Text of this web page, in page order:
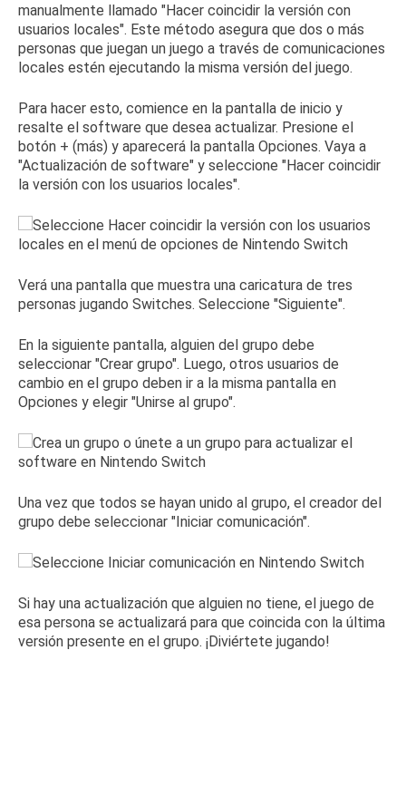
manualmente llamado "Hacer coincidir la versión con
usuarios locales". Este método asegura que dos o más
personas que juegan un juego a través de comunicaciones
locales estén ejecutando la misma versión del juego.
Para hacer esto, comience en la pantalla de inicio y
resalte el software que desea actualizar. Presione el
botón + (más) y aparecerá la pantalla Opciones. Vaya a
"Actualización de software" y seleccione "Hacer coincidir
la versión con los usuarios locales".
Verá una pantalla que muestra una caricatura de tres
personas jugando Switches. Seleccione "Siguiente".
En la siguiente pantalla, alguien del grupo debe
seleccionar "Crear grupo". Luego, otros usuarios de
cambio en el grupo deben ir a la misma pantalla en
Opciones y elegir "Unirse al grupo".
Una vez que todos se hayan unido al grupo, el creador del
grupo debe seleccionar "Iniciar comunicación".
Si hay una actualización que alguien no tiene, el juego de
esa persona se actualizará para que coincida con la última
versión presente en el grupo. ¡Diviértete jugando!